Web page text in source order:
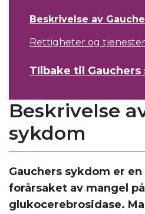
Beskrivelse av
Rettigheter og tjenester
TIlbake til Gauchers
Beskrivelse
sykdom
Gauchers sykdom er
forårsaket av mangel
glukocerebrosidase.